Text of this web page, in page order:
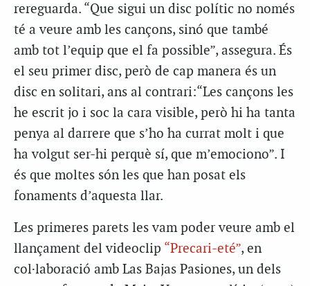
rereguarda. “Que sigui un disc polític no només
té a veure amb les cançons, sinó que també
amb tot l’equip que el fa possible”, assegura. És
el seu primer disc, però de cap manera és un
disc en solitari, ans al contrari:“Les cançons les
he escrit jo i soc la cara visible, però hi ha tanta
penya al darrere que s’ho ha currat molt i que
ha volgut ser-hi perquè sí, que m’emociono”. I
és que moltes són les que han posat els
fonaments d’aquesta llar.
Les primeres parets les vam poder veure amb el
llançament del videoclip “Precari-eté”, en
col·laboració amb Las Bajas Pasiones, un dels